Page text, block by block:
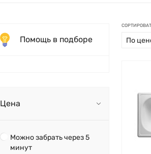
Помощь в подборе
Цена
Можно забрать через 5
минут
По